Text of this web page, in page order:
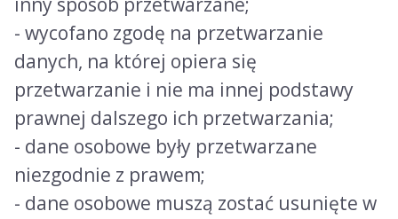
- wycofano zgodę na przetwarzanie
danych, na której opiera się
przetwarzanie i nie ma innej podstawy
prawnej dalszego ich przetwarzania;
- dane osobowe były przetwarzane
niezgodnie z prawem;
- dane osobowe muszą zostać usunięte w